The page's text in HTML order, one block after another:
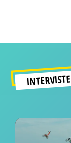
INTERVISTE